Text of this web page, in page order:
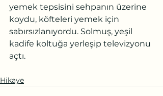
yemek tepsisini sehpanın üzerine
koydu, köfteleri yemek için
sabırsızlanıyordu. Solmuş, yeşil
kadife koltuğa yerleşip televizyonu
açtı.
Hikaye